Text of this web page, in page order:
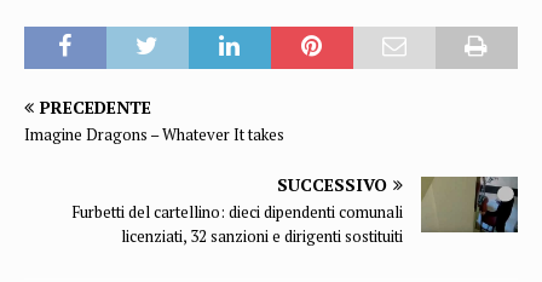
PRECEDENTE
Imagine Dragons – Whatever It takes
SUCCESSIVO
Furbetti del cartellino: dieci dipendenti comunali
licenziati, 32 sanzioni e dirigenti sostituiti